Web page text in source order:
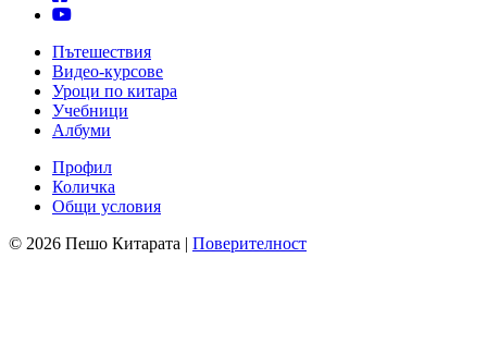
Пътешествия
Видео-курсове
Уроци по китара
Учебници
Албуми
Профил
Количка
Общи условия
© 2026 Пешо Китарата | Поверителност